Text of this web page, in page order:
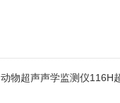
动物超声声学监测仪116H